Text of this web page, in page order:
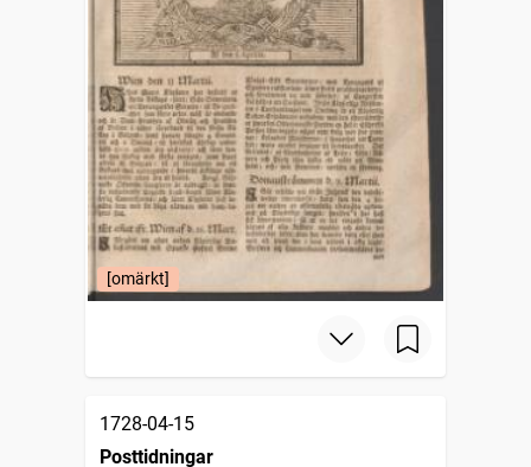
[omärkt]
1728-04-15
Posttidningar